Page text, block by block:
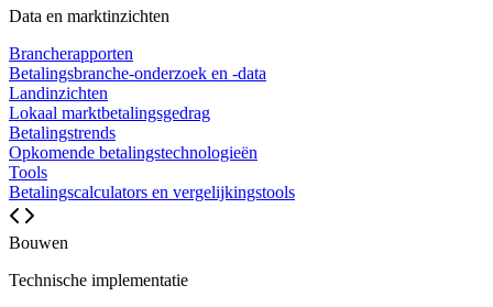
Data en marktinzichten
Brancherapporten
Betalingsbranche-onderzoek en -data
Landinzichten
Lokaal marktbetalingsgedrag
Betalingstrends
Opkomende betalingstechnologieën
Tools
Betalingscalculators en vergelijkingstools
Bouwen
Technische implementatie